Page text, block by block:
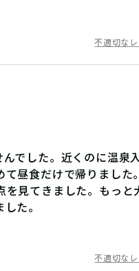
不適切な
でした。近くのに温泉
昼食だけで帰りました
見てきました。もっと
た。
不適切な